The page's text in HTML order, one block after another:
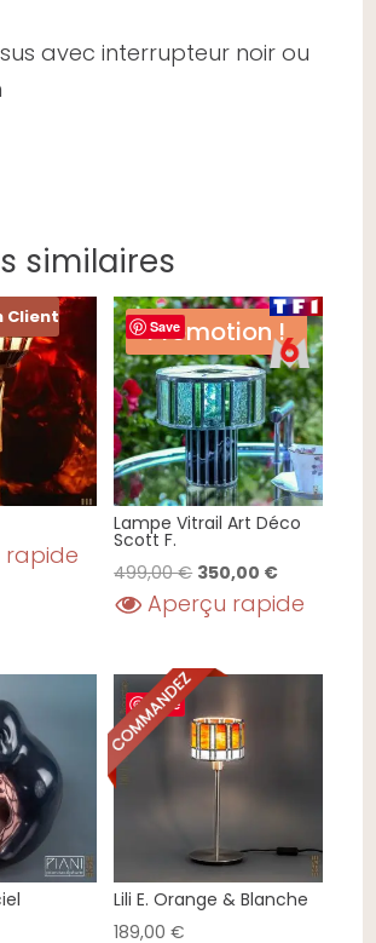
avec interrupteur noir ou
similaires
Client
rapide
Save
Promotion !
Lampe Vitrail Art Déco
Scott F.
499,00€ Le
prix
était :
350,00 €Le
prix
Aperçu rapide
Save
Lili E. Orange & Blanche
189,00€